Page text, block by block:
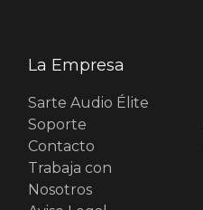
La Empresa
Sarte Audio Élite
Soporte
Contacto
Trabaja con
Nosotros